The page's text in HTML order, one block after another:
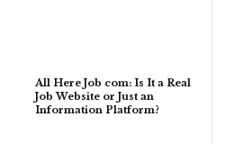
All Here Job com: Is It a Real
Job Website or Just an
Information Platform?